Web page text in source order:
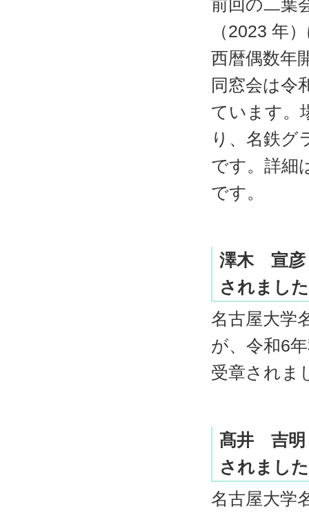
前回の二葉
（2023 年
西暦偶数年
同窓会は令
ています。
り、名鉄グ
です。詳細
です。
澤木 宣彦
されまし
名古屋大学
が、令和6
受章されま
髙井 吉明
されまし
名古屋大学